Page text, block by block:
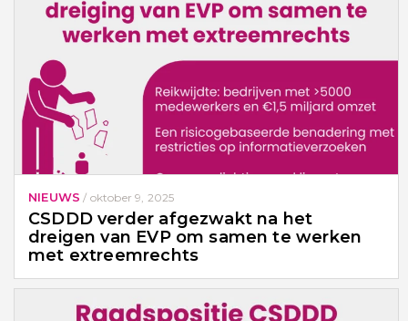
NIEUWS / oktober 9, 2025
CSDDD verder afgezwakt na het
dreigen van EVP om samen te werken
met extreemrechts